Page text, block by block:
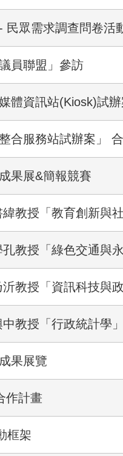
民眾需求調查問卷活
員聯盟」參訪
體資訊站(Kiosk)試
合服務站試辦案」
果展&簡報競賽
教授「教育創新與社
教授「綠色交通與永
教授「資訊科技與政
教授「行政統計學」
果展覽
作計畫
框架